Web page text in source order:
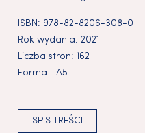
ISBN: 978-82-8206-308-0
Rok wydania: 2021
Liczba stron: 162
Format: A5
SPIS TREŚCI